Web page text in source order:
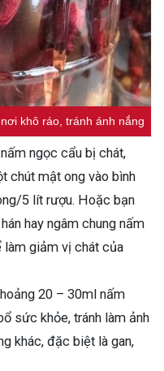
khô ráo, tránh ánh nắng
ngọc cẩu bị chát,
chút mật ong vào bình
5 lít rượu. Hoặc bạn
hay ngâm chung nấm
giảm vị chát của
20 – 30ml nấm
sức khỏe, tránh làm ảnh
khác, đặc biệt là gan,